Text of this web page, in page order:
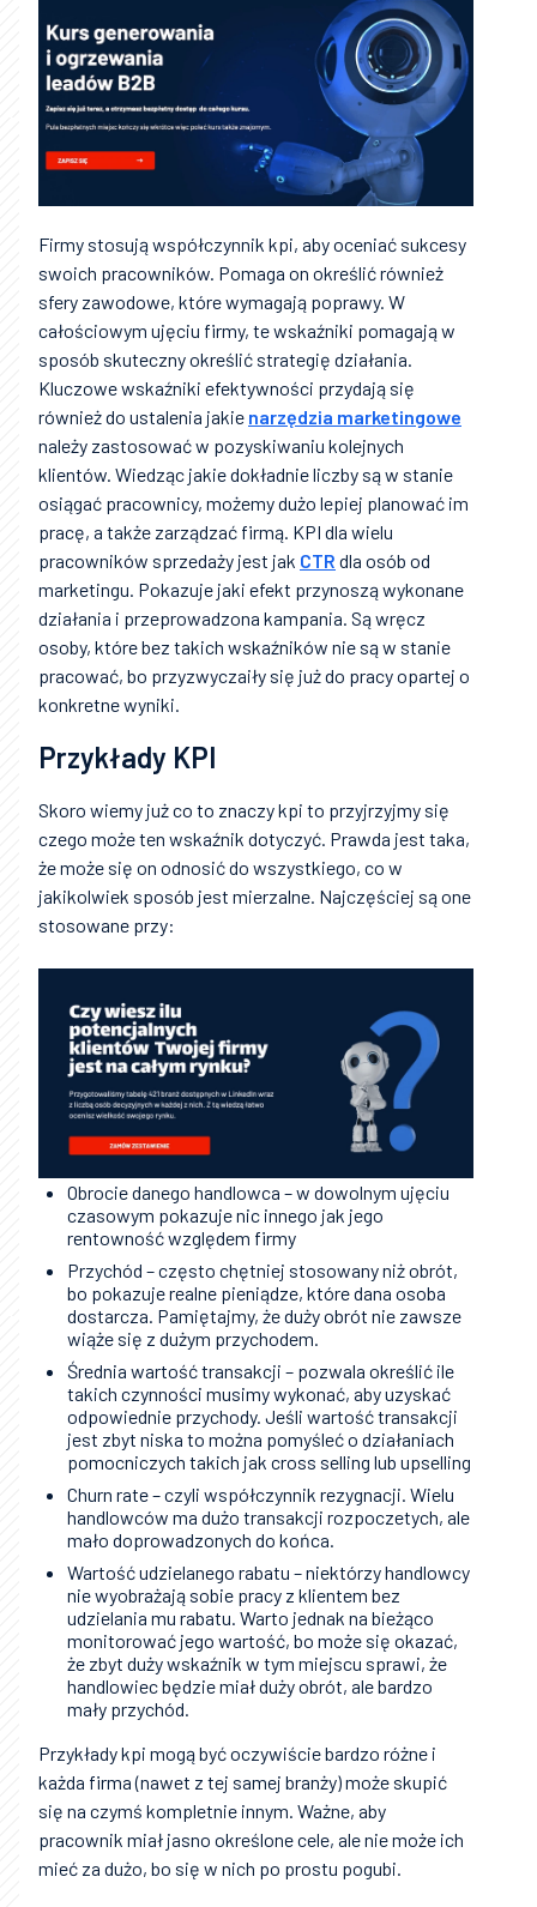
Firmy stosują współczynnik kpi, aby oceniać sukcesy
swoich pracowników. Pomaga on określić również
sfery zawodowe, które wymagają poprawy. W
całościowym ujęciu firmy, te wskaźniki pomagają w
sposób skuteczny określić strategię działania.
Kluczowe wskaźniki efektywności przydają się
również do ustalenia jakie narzędzia marketingowe
należy zastosować w pozyskiwaniu kolejnych
klientów. Wiedząc jakie dokładnie liczby są w stanie
osiągać pracownicy, możemy dużo lepiej planować im
pracę, a także zarządzać firmą. KPI dla wielu
pracowników sprzedaży jest jak CTR dla osób od
marketingu. Pokazuje jaki efekt przynoszą wykonane
działania i przeprowadzona kampania. Są wręcz
osoby, które bez takich wskaźników nie są w stanie
pracować, bo przyzwyczaiły się już do pracy opartej o
konkretne wyniki.
Przykłady KPI
Skoro wiemy już co to znaczy kpi to przyjrzyjmy się
czego może ten wskaźnik dotyczyć. Prawda jest taka,
że może się on odnosić do wszystkiego, co w
jakikolwiek sposób jest mierzalne. Najczęściej są one
stosowane przy:
Obrocie danego handlowca – w dowolnym ujęciu
czasowym pokazuje nic innego jak jego
rentowność względem firmy
Przychód – często chętniej stosowany niż obrót,
bo pokazuje realne pieniądze, które dana osoba
dostarcza. Pamiętajmy, że duży obrót nie zawsze
wiąże się z dużym przychodem.
Średnia wartość transakcji – pozwala określić ile
takich czynności musimy wykonać, aby uzyskać
odpowiednie przychody. Jeśli wartość transakcji
jest zbyt niska to można pomyśleć o działaniach
pomocniczych takich jak cross selling lub upselling
Churn rate – czyli współczynnik rezygnacji. Wielu
handlowców ma dużo transakcji rozpoczetych, ale
mało doprowadzonych do końca.
Wartość udzielanego rabatu – niektórzy handlowcy
nie wyobrażają sobie pracy z klientem bez
udzielania mu rabatu. Warto jednak na bieżąco
monitorować jego wartość, bo może się okazać,
że zbyt duży wskaźnik w tym miejscu sprawi, że
handlowiec będzie miał duży obrót, ale bardzo
mały przychód.
Przykłady kpi mogą być oczywiście bardzo różne i
każda firma (nawet z tej samej branży) może skupić
się na czymś kompletnie innym. Ważne, aby
pracownik miał jasno określone cele, ale nie może ich
mieć za dużo, bo się w nich po prostu pogubi.